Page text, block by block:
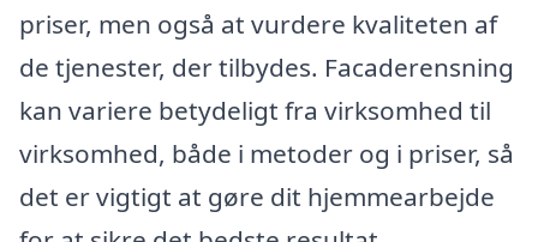
priser, men også at vurdere kvaliteten af
de tjenester, der tilbydes. Facaderensning
kan variere betydeligt fra virksomhed til
virksomhed, både i metoder og i priser, så
det er vigtigt at gøre dit hjemmearbejde